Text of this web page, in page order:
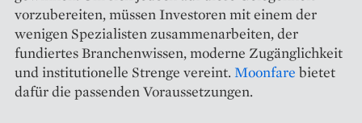
vorzubereiten, müssen Investoren mit einem der
wenigen Spezialisten zusammenarbeiten, der
fundiertes Branchenwissen, moderne Zugänglichkeit
und institutionelle Strenge vereint. Moonfare bietet
dafür die passenden Voraussetzungen.